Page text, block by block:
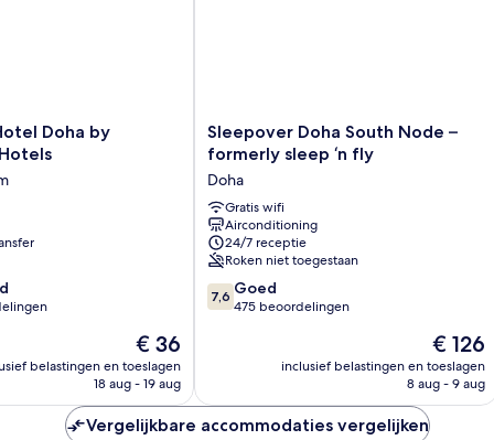
Doha by
De
prijs
is
€ 36
belastingen en toeslagen
18 aug - 19 aug
Sleepover
Doha
Node
–
formerly
sleep
‘n
fly
Doha
Sleepover Doha South Node –
formerly sleep ‘n fly
Doha
Gratis wifi
Airconditioning
24/7 receptie
Roken niet toegestaan
7.6
van
7,6 Goed
475 beoordelingen
De
prijs
is
€ 126
inclusief belastingen en toeslagen
8 aug - 9 aug
Vergelijkbare accommodaties vergelijken